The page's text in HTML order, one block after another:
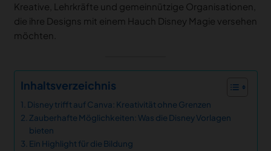
Kreative, Lehrkräfte und gemeinnützige Organisationen,
die ihre Designs mit einem Hauch Disney Magie versehen
möchten.
Inhaltsverzeichnis
Disney trifft auf Canva: Kreativität ohne Grenzen
Zauberhafte Möglichkeiten: Was die Disney Vorlagen
bieten
Ein Highlight für die Bildung